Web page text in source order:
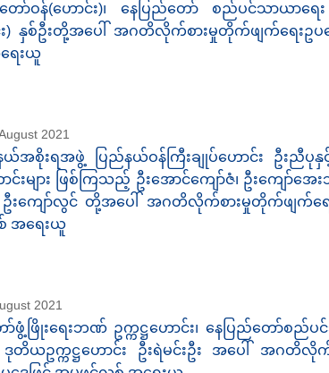
ာ်ဝန်(ဟောင်း)၊ နေပြည်တော် စည်ပင်သာယာရ
း) နှစ်ဦးတို့အပေါ် အဂတိလိုက်စားမှုတိုက်ဖျက်ရေးဥပ
ေးယူ
2021
ယ်အစိုးရအဖွဲ့ ပြည်နယ်ဝန်ကြီးချုပ်ဟောင်း ဦးညီပု
င်းများ ဖြစ်ကြသည့် ဦးအောင်ကျော်ဇံ၊ ဦးကျော်အေး
ဦးကျော်လွင် တို့အပေါ် အဂတိလိုက်စားမှုတိုက်ဖျက်ရေး
အရေးယူ
2021
ာ်ဖွံ့ဖြိုးရေးဘဏ် ဥက္ကဋ္ဌဟောင်း၊ နေပြည်တော်စည်ပ
တိယဥက္ကဋ္ဌဟောင်း ဦးရဲမင်းဦး အပေါ် အဂတိလို